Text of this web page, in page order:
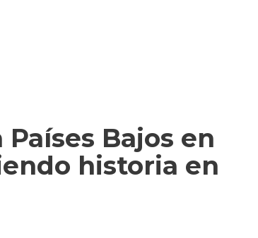
Bajos en
historia en